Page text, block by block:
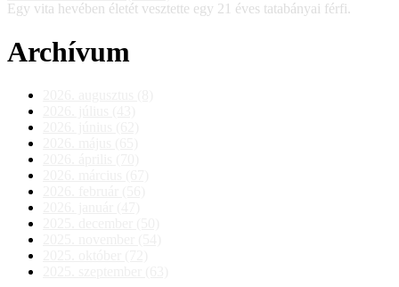
Egy vita hevében életét vesztette egy 21 éves tatabányai férfi.
Archívum